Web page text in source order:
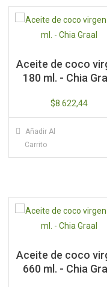
Aceite de coco
180 ml. - Chia
$8.622,44
Añadir Al
Carrito
Aceite de coco
660 ml. - Chia